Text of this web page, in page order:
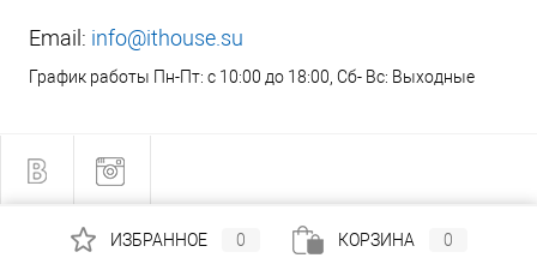
Email: info@ithouse.su
График работы Пн-Пт: с 10:00 до 18:00, Сб- Вс: Выходные
ИЗБРАННОЕ 0 КОРЗИНА 0